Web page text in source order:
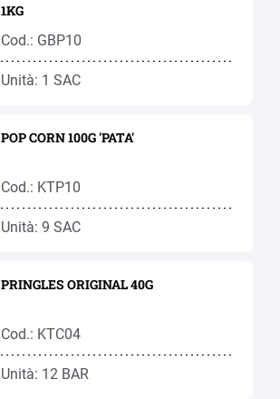
1KG
Cod.: GBP10
Unità: 1 SAC
POP CORN 100G 'PATA'
Cod.: KTP10
Unità: 9 SAC
PRINGLES ORIGINAL 40G
Cod.: KTC04
Unità: 12 BAR